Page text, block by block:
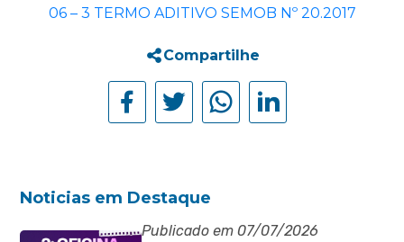
06 – 3 TERMO ADITIVO SEMOB Nº 20.2017
Compartilhe
Noticias em Destaque
Publicado em 07/07/2026